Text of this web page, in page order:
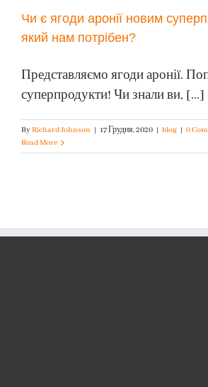
Чи є ягоди аронії новим
який нам потрібен?
Представляємо ягоди аронії.
суперпродукти! Чи знали ви, [...]
ByRichard Johnson | 17 Грудня, 2020 | blog | 0
Read More